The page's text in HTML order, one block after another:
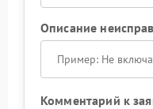
Описание
Комментарий к